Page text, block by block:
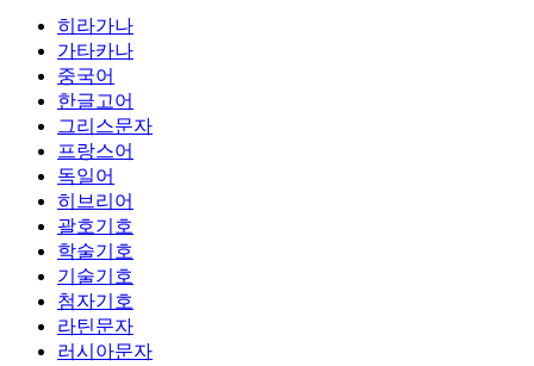
히라가나
가타카나
중국어
한글고어
그리스문자
프랑스어
독일어
히브리어
괄호기호
학술기호
기술기호
첨자기호
라틴문자
러시아문자